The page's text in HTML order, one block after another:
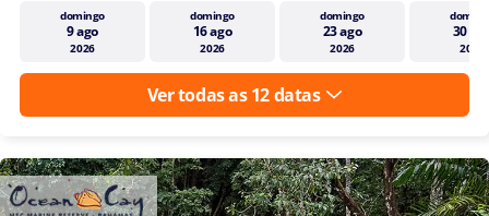
domingo
9 ago
2026
domingo
16 ago
2026
domingo
23 ago
2026
30
2026
Ver todas as 12 datas